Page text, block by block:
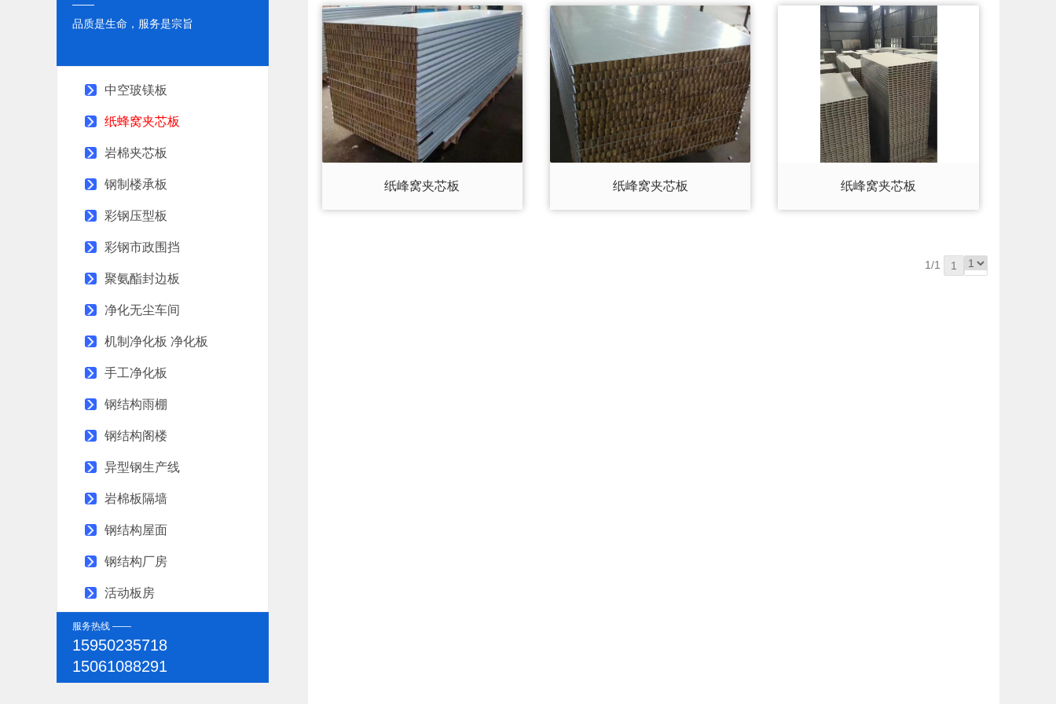
——
品质是生命，服务是宗旨
纸峰窝夹芯板 纸峰窝夹芯板 纸峰窝夹芯板
1/1 1
中空玻镁板
纸蜂窝夹芯板
岩棉夹芯板
钢制楼承板
彩钢压型板
彩钢市政围挡
聚氨酯封边板
净化无尘车间
机制净化板 净化板
手工净化板
钢结构雨棚
钢结构阁楼
异型钢生产线
岩棉板隔墙
钢结构屋面
钢结构厂房
活动板房
彩钢大棚
服务热线 ——
15950235718
15061088291